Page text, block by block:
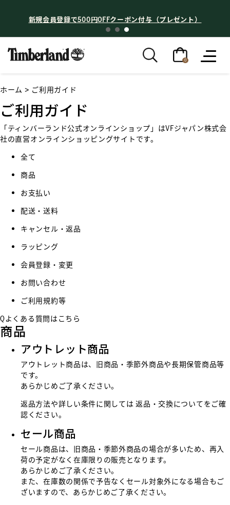
新規会員登録で500円OFFクーポン付与（プレゼント）
0
ホーム > ご利用ガイド
ご利用ガイド
「ティンバーランド公式オンラインショップ」はVFジャパン株式会
社の直営オンラインショッピングサイトです。
全て
商品
お支払い
配送・送料
キャンセル・返品
ラッピング
会員登録・変更
お問い合わせ
ご利用規約等
Qよくある質問はこちら
商品
アウトレット商品
アウトレット商品は、旧商品・季節外商品や長期保管商品等
です。
あらかじめご了承ください。
返品方法や詳しい条件に関しては返品・交換についてをご確
認ください。
セール商品
セール商品は、旧商品・季節外商品の場合が多いため、再入
荷の予定がなく在庫限りの販売となります。
あらかじめご了承ください。
また、在庫数の関係で予告なくセール対象外になる場合もご
ざいますので、あらかじめご了承ください。